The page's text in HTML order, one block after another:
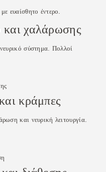
ευαίσθητο έντερο.
χαλάρωσης
σύστημα. Πολλοί
κράμπες
και νευρική λειτουργία.